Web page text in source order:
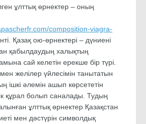
ұлттық өрнектер – оның
composition-viagra-
Қазақ ою-өрнектері – дүниені
қабылдаудың халықтың
сай келетін ерекше бір түрі.
желілер үйлесімін танытатын
ішкі әлемін ашып көрсететін
құрал болып саналады. Тудың
ұлттық өрнектер Қазақстан
мен дәстүрін символдық